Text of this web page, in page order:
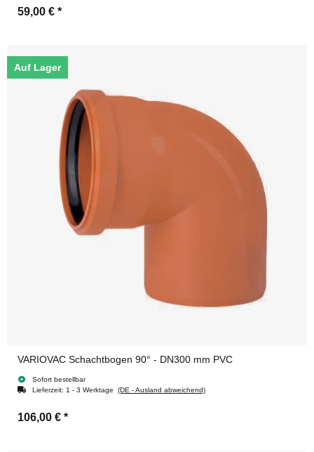
59,00 € *
Auf Lager
VARIOVAC Schachtbogen 90° - DN300 mm PVC
Sofort bestellbar
Lieferzeit: 1 - 3 Werktage (DE - Ausland abweichend)
106,00 € *